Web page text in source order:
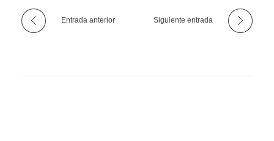
Entrada anterior Siguiente entrada